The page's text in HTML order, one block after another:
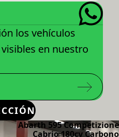
los vehículos
en nuestro
Abarth 595 Competizione
Cabrio 180cv Carbono